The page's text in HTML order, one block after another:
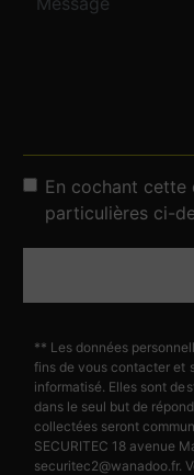
En cochant cette
particulières ci-
** Les données
fins de vous contacter et
informatisé. Elles sont
dans le seul but de
collectées seront
SECURITEC 18 avenue
securitec2@wanadoo.fr.